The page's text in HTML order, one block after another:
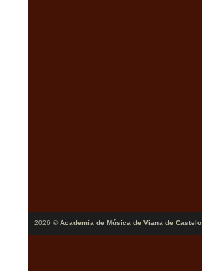
2026 ©Academia de Música de Viana de Castelo